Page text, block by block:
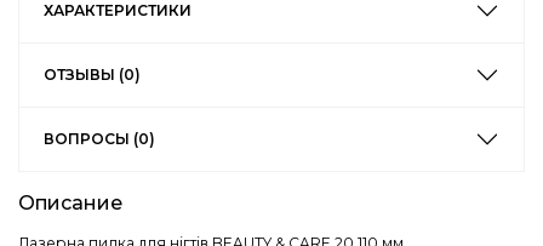
ХАРАКТЕРИСТИКИ
ОТЗЫВЫ (0)
ВОПРОСЫ (0)
Описание